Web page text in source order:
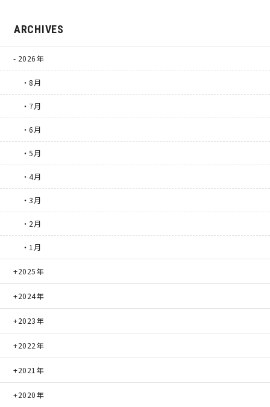
ARCHIVES
2026年
・8月
・7月
・6月
・5月
・4月
・3月
・2月
・1月
2025年
2024年
2023年
2022年
2021年
2020年